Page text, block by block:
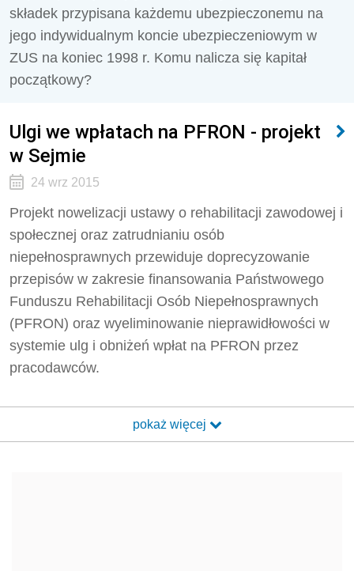
składek przypisana każde­mu ubezpieczonemu na
jego indywidualnym koncie ubezpieczeniowym w
ZUS na koniec 1998 r. Komu nalicza się kapitał
początkowy?
Ulgi we wpłatach na PFRON - projekt
w Sejmie
24 wrz 2015
Projekt nowelizacji ustawy o rehabilitacji zawodowej i
społecznej oraz zatrudnianiu osób
niepełnosprawnych przewiduje doprecyzowanie
przepisów w zakresie finansowania Państwowego
Funduszu Rehabilitacji Osób Niepełnosprawnych
(PFRON) oraz wyeliminowanie nieprawidłowości w
systemie ulg i obniżeń wpłat na PFRON przez
pracodawców.
pokaż więcej